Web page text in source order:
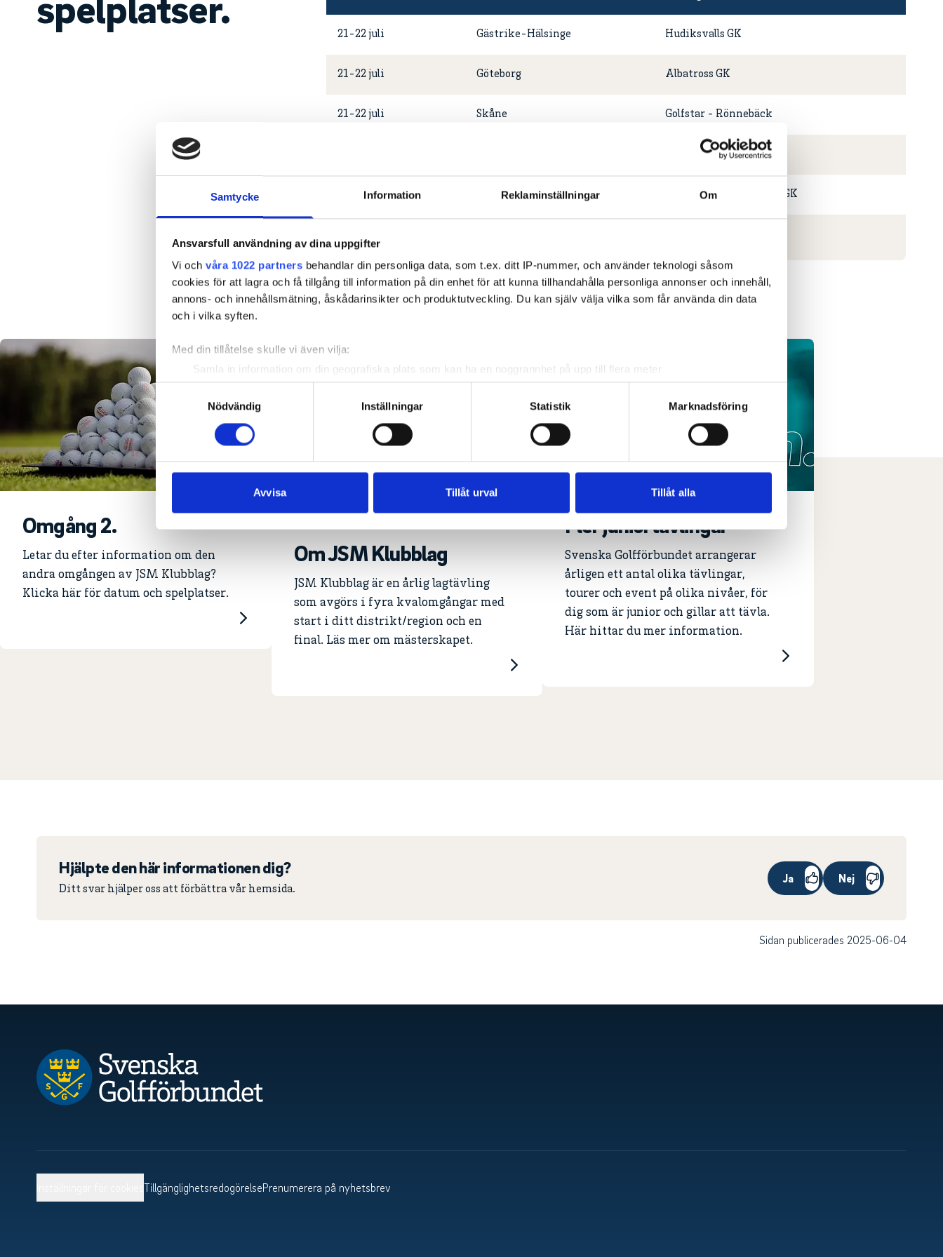
Samtycke Information Reklaminställningar Om
Ansvarsfull användning av dina uppgifter
Vi och våra 1022 partners behandlar din personliga data, som t.ex. ditt IP-nummer, och använder teknologi såsom
cookies för att lagra och få tillgång till information på din enhet för att kunna tillhandahålla personliga annonser och innehåll,
annons- och innehållsmätning, åskådarinsikter och produktutveckling. Du kan själv välja vilka som får använda din data
och i vilka syften.
Med din tillåtelse skulle vi även vilja:
Samla in information om din geografiska plats som kan ha en noggrannhet på upp till flera meter
Identifiera din enhet genom att aktivt skanna den för specifika kännetecken (fingeravtryck)
Ta reda på mer om hur dina personliga uppgifter behandlas och ställ in dina preferenser i
detaljsektionen. Du kan ändra
eller dra tillbaka ditt samtycke när som helst från cookie-förklaringen.
sociala medier och analysera vår trafik. Vi vidarebefordrar även sådana identifierare och annan information från din enhet
till de sociala medier och annons- och analysföretag som vi samarbetar med. Dessa kan i sin tur kombinera informationen
Nödvändig
Inställningar Statistik Marknadsföring
Avvisa Tillåt urval Tillåt alla
21-22 juli Gästrike-Hälsinge Hudiksvalls GK
21-22 juli Göteborg Albatross GK
21-22 juli Skåne Golfstar - Rönnebäck
Tobo GK
21-22 juli Stockholm Kungl. Drottingsholms GK
Omgång 2.
Letar du efter information om den
andra omgången av JSM Klubblag?
Klicka här för datum och spelplatser.
Om JSM Klubblag
JSM Klubblag är en årlig lagtävling
som avgörs i fyra kvalomgångar med
start i ditt distrikt/region och en
final. Läs mer om mästerskapet.
Fler juniortävlingar
Svenska Golfförbundet arrangerar
årligen ett antal olika tävlingar,
tourer och event på olika nivåer, för
dig som är junior och gillar att tävla.
Här hittar du mer information.
Hjälpte den här informationen dig?
Ditt svar hjälper oss att förbättra vår hemsida.
Ja Nej
Sidan publicerades 2025-06-04
TillgänglighetsredogörelsePrenumerera på nyhetsbrev